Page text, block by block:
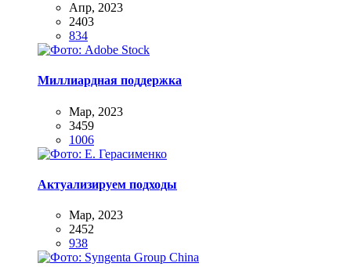
Апр, 2023
2403
834
Миллиардная поддержка
Мар, 2023
3459
1006
Актуализируем подходы
Мар, 2023
2452
938